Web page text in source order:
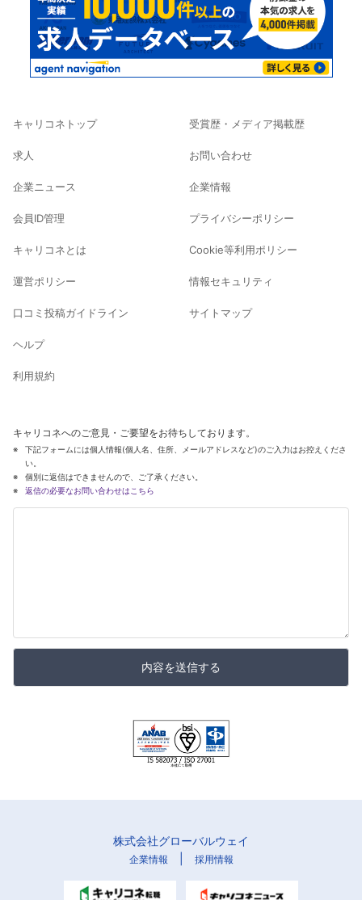
キャリコネトップ
求人
企業ニュース
会員ID管理
キャリコネとは
運営ポリシー
口コミ投稿ガイドライン
ヘルプ
利用規約
受賞歴・メディア掲載歴
お問い合わせ
企業情報
プライバシーポリシー
Cookie等利用ポリシー
情報セキュリティ
サイトマップ
キャリコネへのご意見・ご要望をお待ちしております。
下記フォームには個人情報(個人名、住所、メールアドレスなど)のご入力はお控えくださ
い。
個別に返信はできませんので、ご了承ください。
返信の必要なお問い合わせはこちら
内容を送信する
株式会社グローバルウェイ
企業情報 採用情報